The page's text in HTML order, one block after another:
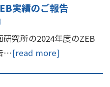
実績のご報告
究所の2024年度のZEB
…[read more]